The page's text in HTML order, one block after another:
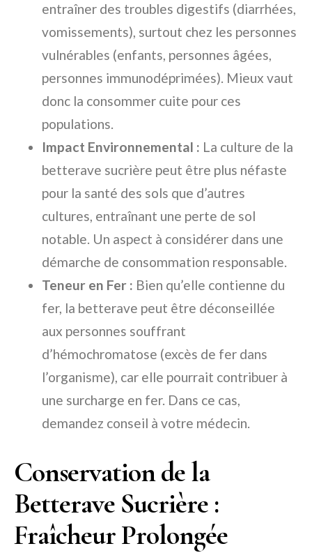
entraîner des troubles digestifs (diarrhées,
vomissements), surtout chez les personnes
vulnérables (enfants, personnes âgées,
personnes immunodéprimées). Mieux vaut
donc la consommer cuite pour ces
populations.
Impact Environnemental : La culture de la
betterave sucrière peut être plus néfaste
pour la santé des sols que d’autres
cultures, entraînant une perte de sol
notable. Un aspect à considérer dans une
démarche de consommation responsable.
Teneur en Fer : Bien qu’elle contienne du
fer, la betterave peut être déconseillée
aux personnes souffrant
d’hémochromatose (excès de fer dans
l’organisme), car elle pourrait contribuer à
une surcharge en fer. Dans ce cas,
demandez conseil à votre médecin.
Conservation de la
Betterave Sucrière :
Fraîcheur Prolongée